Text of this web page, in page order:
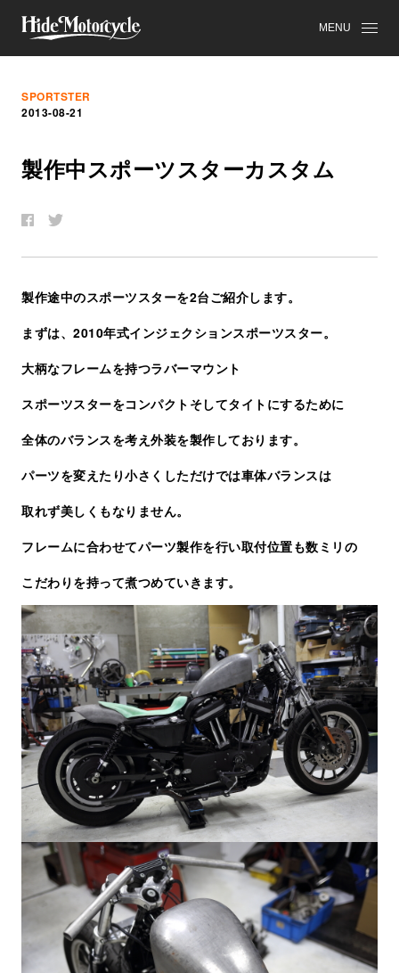
MENU
SPORTSTER
2013-08-21
製作中スポーツスタ ーカスタム
製作途中のスポーツスターを2台ご紹介します。
まずは、2010年式インジェクションスポーツスター。
大柄なフレームを持つラバーマウント
スポーツスターをコンパクトそしてタイトにするために
全体のバランスを考え外装を製作しております。
パーツを変えたり小さくしただけでは車体バランスは
取れず美しくもなりません。
フレームに合わせてパーツ製作を行い取付位置も数ミリの
こだわりを持って煮つめていきます。